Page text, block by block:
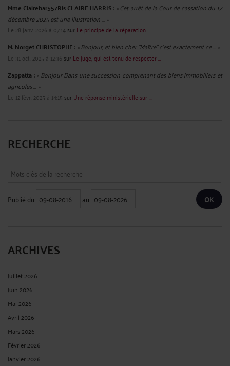
Mme Clairehar557Ris CLAIRE HARRIS :« Cet arrêt de la Cour de cassation du 17
décembre 2025 est une illustration ... »
Le 28 janv. 2026 à 07:14 sur Le principe de la réparation ...
M. Norget CHRISTOPHE :« Bonjour, et bien cher "Maître" c'est exactement ce ... »
Le 31 oct. 2025 à 12:36 sur Le juge, qui est tenu de respecter ...
Zappatta : « Bonjour Dans une succession comprenant des biens immobiliers et
agricoles ... »
Le 12 févr. 2025 à 14:15 sur Une réponse ministérielle sur ...
RECHERCHE
Publié du au
ARCHIVES
Juillet 2026
Juin 2026
Mai 2026
Avril 2026
Mars 2026
Février 2026
Janvier 2026